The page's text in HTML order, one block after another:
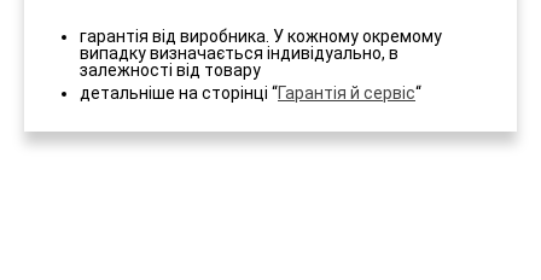
гарантія від виробника. У кожному окремому
випадку визначається індивідуально, в
залежності від товару
детальніше на сторінці “Гарантія й сервіс“